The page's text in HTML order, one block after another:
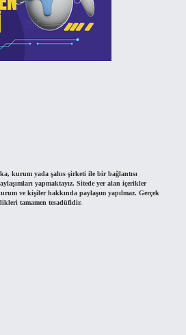
kurum yada şahıs şirketi ile bir bağlantısı
yapmaktayız. Sitede yer alan içerikler
ve kişiler hakkında paylaşım yapılmaz. Gerçek
tamamen tesadüfidir.